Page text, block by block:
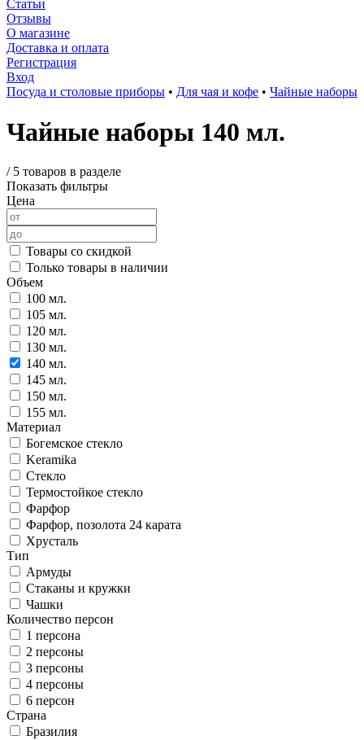
Статьи
Отзывы
О магазине
Доставка и оплата
Регистрация
Вход
Посуда и столовые приборы • Для чая и кофе • Чайные наборы
Чайные наборы 140 мл.
/ 5 товаров в разделе
Показать фильтры
Цена
Товары со скидкой
Только товары в наличии
Объем
100 мл.
105 мл.
120 мл.
130 мл.
140 мл.
145 мл.
150 мл.
155 мл.
Материал
Богемское стекло
Keramika
Стекло
Термостойкое стекло
Фарфор
Фарфор, позолота 24 карата
Хрусталь
Тип
Армуды
Стаканы и кружки
Чашки
Количество персон
1 персона
2 персоны
3 персоны
4 персоны
6 персон
Страна
Бразилия